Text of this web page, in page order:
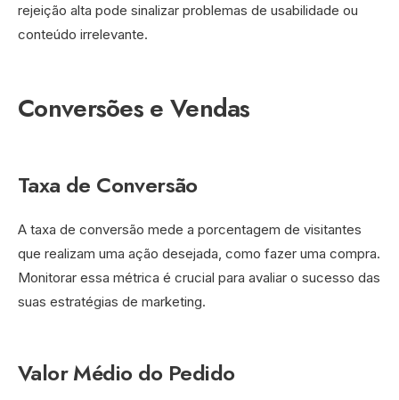
rejeição alta pode sinalizar problemas de usabilidade ou
conteúdo irrelevante.
Conversões e Vendas
Taxa de Conversão
A taxa de conversão mede a porcentagem de visitantes
que realizam uma ação desejada, como fazer uma compra.
Monitorar essa métrica é crucial para avaliar o sucesso das
suas estratégias de marketing.
Valor Médio do Pedido